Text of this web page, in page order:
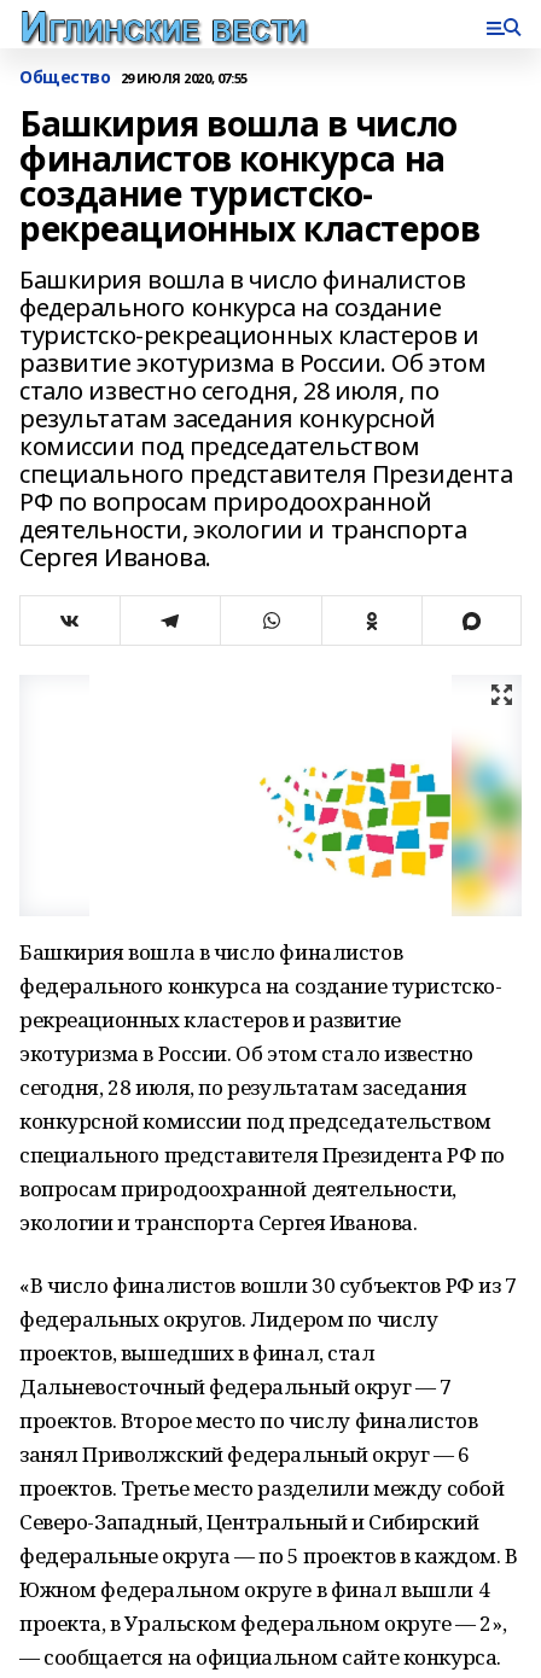
Общество 29 ИЮЛЯ 2020, 07:55
Башкирия вошла в число
финалистов конкурса на
создание туристско-
рекреационных кластеров
Башкирия вошла в число финалистов
федерального конкурса на создание
туристско-рекреационных кластеров и
развитие экотуризма в России. Об этом
стало известно сегодня, 28 июля, по
результатам заседания конкурсной
комиссии под председательством
специального представителя Президента
РФ по вопросам природоохранной
деятельности, экологии и транспорта
Сергея Иванова.
Башкирия вошла в число финалистов
федерального конкурса на создание туристско-
рекреационных кластеров и развитие
экотуризма в России. Об этом стало известно
сегодня, 28 июля, по результатам заседания
конкурсной комиссии под председательством
специального представителя Президента РФ по
вопросам природоохранной деятельности,
экологии и транспорта Сергея Иванова.
«В число финалистов вошли 30 субъектов РФ из 7
федеральных округов. Лидером по числу
проектов, вышедших в финал, стал
Дальневосточный федеральный округ — 7
проектов. Второе место по числу финалистов
занял Приволжский федеральный округ — 6
проектов. Третье место разделили между собой
Северо-Западный, Центральный и Сибирский
федеральные округа — по 5 проектов в каждом. В
Южном федеральном округе в финал вышли 4
проекта, в Уральском федеральном округе — 2»,
— сообщается на официальном сайте конкурса.